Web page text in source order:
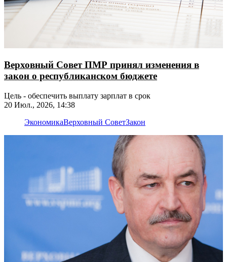
Верховный Совет ПМР принял изменения в
закон о республиканском бюджете
Цель - обеспечить выплату зарплат в срок
20 Июл., 2026, 14:38
ЭкономикаВерховный СоветЗакон